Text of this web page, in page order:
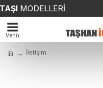
MODELLERİ
İletişim